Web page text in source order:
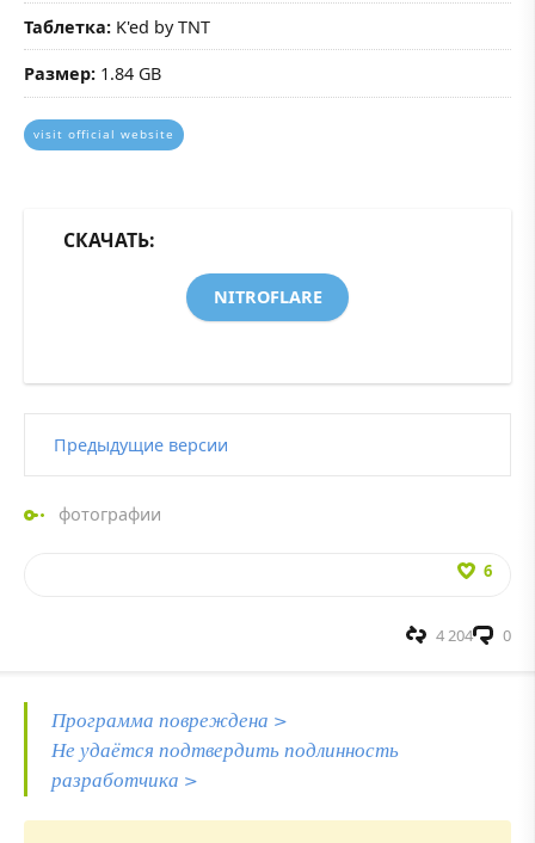
Таблетка: K'ed by TNT
Размер: 1.84 GB
visit official website
СКАЧАТЬ:
NITROFLARE
Предыдущие версии
фотографии
6
0
4 204
Программа повреждена >
Не удаётся подтвердить подлинность
разработчика >